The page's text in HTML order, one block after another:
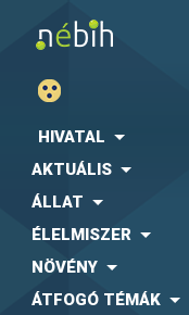
HIVATAL
AKTUÁLIS
ÁLLAT
ÉLELMISZER
NÖVÉNY
ÁTFOGÓ TÉMÁK